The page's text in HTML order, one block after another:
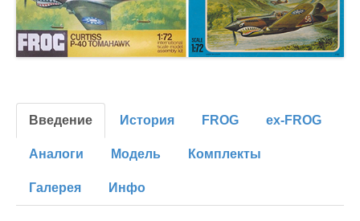
Введение История FROG ex-FROG
Аналоги Модель Комплекты
Галерея Инфо